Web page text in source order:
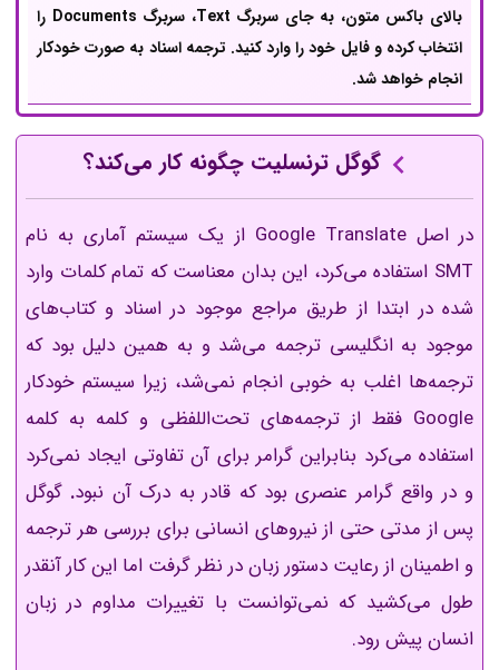
بالای باکس متون، به جای سربرگ Text، سربرگ Documents را
انتخاب کرده و فایل خود را وارد کنید. ترجمه اسناد به صورت خودکار
انجام خواهد شد.
گوگل ترنسلیت چگونه کار می‌کند؟
در اصل Google Translate از یک سیستم آماری به نام
SMT استفاده می‌کرد، این بدان معناست که تمام کلمات وارد
شده در ابتدا از طریق مراجع موجود در اسناد و کتاب‌های
موجود به انگلیسی ترجمه می‌شد و به همین دلیل بود که
ترجمه‌ها اغلب به خوبی انجام نمی‌شد، زیرا سیستم خودکار
Google فقط از ترجمه‌های تحت‌اللفظی و کلمه به کلمه
استفاده می‌کرد بنابراین گرامر برای آن تفاوتی ایجاد نمی‌کرد
و در واقع گرامر عنصری بود که قادر به درک آن نبود. گوگل
پس از مدتی حتی از نیروهای انسانی برای بررسی هر ترجمه
و اطمینان از رعایت دستور زبان در نظر گرفت اما این کار آنقدر
طول می‌کشید که نمی‌توانست با تغییرات مداوم در زبان
انسان پیش رود.